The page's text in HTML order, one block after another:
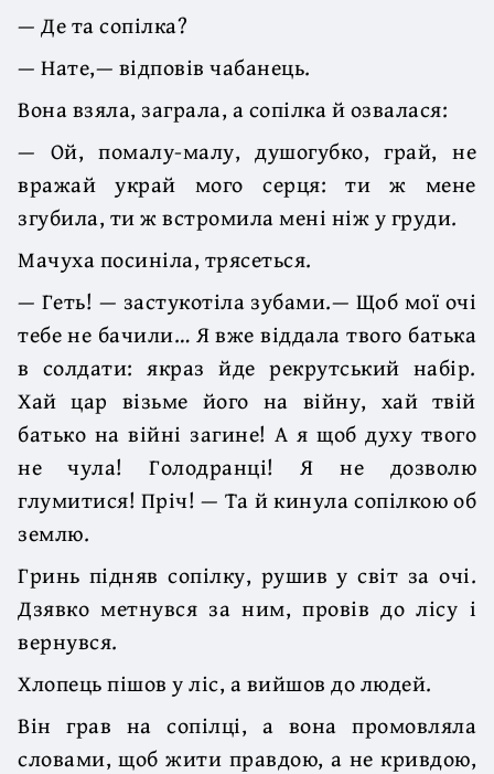
— Де та сопілка?
— Нате,— відповів чабанець.
Вона взяла, заграла, а сопілка й озвалася:
— Ой, помалу-малу, душогубко, грай, не
вражай украй мого серця: ти ж мене
згубила, ти ж встромила мені ніж у груди.
Мачуха посиніла, трясеться.
— Геть! — застукотіла зубами.— Щоб мої очі
тебе не бачили… Я вже віддала твого батька
в солдати: якраз йде рекрутський набір.
Хай цар візьме його на війну, хай твій
батько на війні загине! А я щоб духу твого
не чула! Голодранці! Я не дозволю
глумитися! Пріч! — Та й кинула сопілкою об
землю.
Гринь підняв сопілку, рушив у світ за очі.
Дзявко метнувся за ним, провів до лісу і
вернувся.
Хлопець пішов у ліс, а вийшов до людей.
Він грав на сопілці, а вона промовляла
словами, щоб жити правдою, а не кривдою,